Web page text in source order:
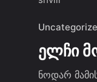
ელჩი
ნოდარ